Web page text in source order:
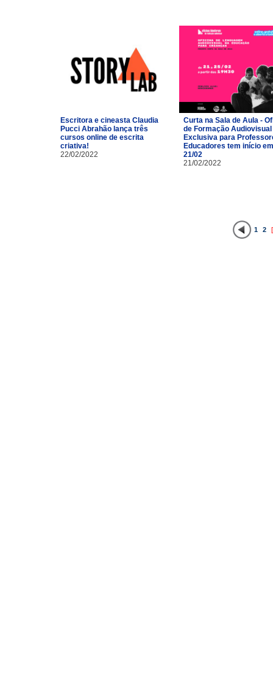
Escritora e cineasta Claudia
Pucci Abrahão lança três
cursos online de escrita
criativa!
22/02/2022
Curta na Sala de Aula -
de Formação Audiovisual
Exclusiva para
Educadores tem início em
21/02
21/02/2022
1 2